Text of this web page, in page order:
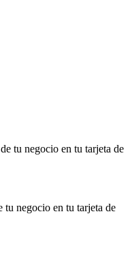
tu negocio en tu tarjeta de
tu negocio en tu tarjeta de